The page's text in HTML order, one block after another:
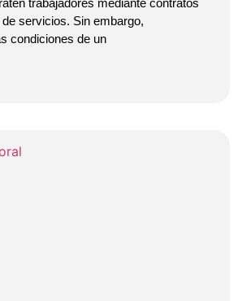
servicios. Sin embargo,
condiciones de un